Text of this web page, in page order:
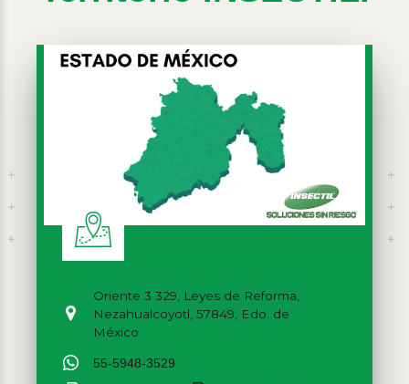
Oriente 3 329, Leyes de Reforma,
Nezahualcoyotl, 57849, Edo. de
México
55-5948-3529